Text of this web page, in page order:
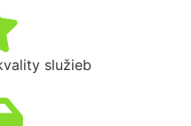
služieb